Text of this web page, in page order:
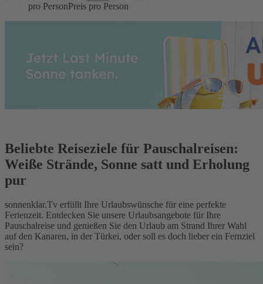
pro PersonPreis pro Person
Beliebte Reiseziele für Pauschalreisen:
Weiße Strände, Sonne satt und Erholung
pur
sonnenklar.Tv erfüllt Ihre Urlaubswünsche für eine perfekte
Ferienzeit. Entdecken Sie unsere Urlaubsangebote für Ihre
Pauschalreise und genießen Sie den Urlaub am Strand Ihrer Wahl
auf den Kanaren, in der Türkei, oder soll es doch lieber ein Fernziel
sein?